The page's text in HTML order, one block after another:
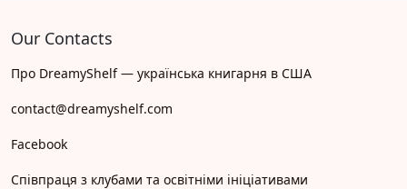
Our Contacts
Про DreamyShelf — українська книгарня в США
contact@dreamyshelf.com
Facebook
Співпраця з клубами та освітніми ініціативами